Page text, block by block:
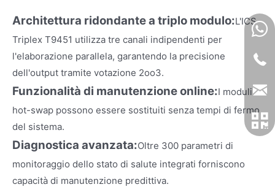
Architettura ridondante a triplo modulo:L'ICS
Triplex T9451 utilizza tre canali indipendenti per
l'elaborazione parallela, garantendo la precisione
dell'output tramite votazione 2oo3.
Funzionalità di manutenzione online:I moduli
hot-swap possono essere sostituiti senza tempi di fermo
del sistema.
Diagnostica avanzata:Oltre 300 parametri di
monitoraggio dello stato di salute integrati forniscono
capacità di manutenzione predittiva.